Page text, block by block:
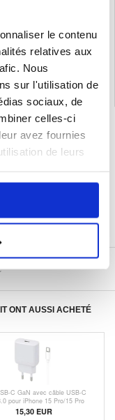
le contenu
relatives aux
Nous
sur l'utilisation de
sociaux, de
celles-ci
avez fournies
de leurs
trempé,Verre trempé
ONT AUSSI ACHETÉ
C GaN avec câble USB-C
pour iPhone 15 Pro/15 Pro
16 Pro Max - 30W - Blanc
15,30 EUR